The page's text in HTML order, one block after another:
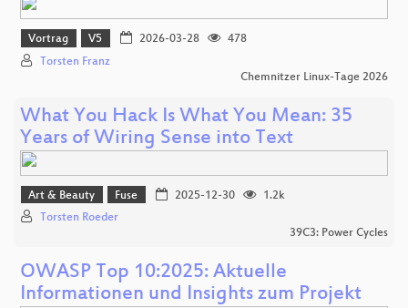
Vortrag V5 2026-03-28
478
Torsten Franz
Chemnitzer Linux-Tage 2026
What You Hack Is What You Mean: 35
Years of Wiring Sense into Text
Art & Beauty Fuse 2025-12-30
1.2k
Torsten Roeder
39C3: Power Cycles
OWASP Top 10:2025: Aktuelle
Informationen und Insights zum Projekt